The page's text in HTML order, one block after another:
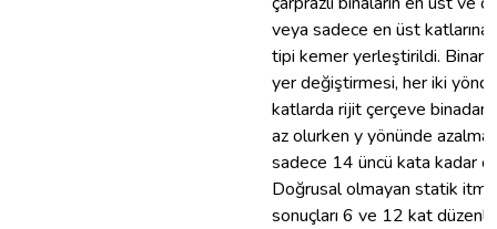
veya sadece en üst katlarına
tipi kemer yerleştirildi.
yer değiştirmesi, her iki
katlarda rijit çerçeve binadan
az olurken y yönünde azalma
sadece 14 üncü kata kadar
Doğrusal olmayan statik
sonuçları 6 ve 12 kat düzenli